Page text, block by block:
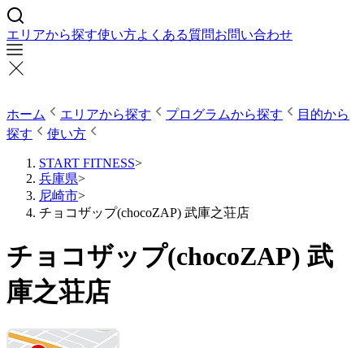
エリアから探す使い方よくある質問お問い合わせ
ホーム エリアから探す プログラムから探す
目的から
探す
使い方
START FITNESS>
兵庫県>
尼崎市>
チョコザップ(chocoZAP) 武庫之荘店
チョコザップ(chocoZAP) 武
庫之荘店